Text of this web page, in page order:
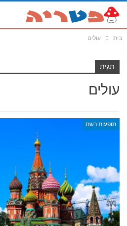
בית עולים
תגית
עולים
תופעות רשת